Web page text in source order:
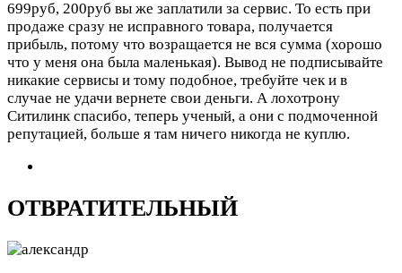
699руб, 200руб вы же заплатили за сервис. То есть при
продаже сразу не исправного товара, получается
прибыль, потому что возращается не вся сумма (хорошо
что у меня она была маленькая). Вывод не подписывайте
никакие сервисы и тому подобное, требуйте чек и в
случае не удачи вернете свои деньги. А лохотрону
Ситилинк спасибо, теперь ученый, а они с подмоченной
репутацией, больше я там ничего никогда не куплю.
ОТВРАТИТЕЛЬНЫЙ